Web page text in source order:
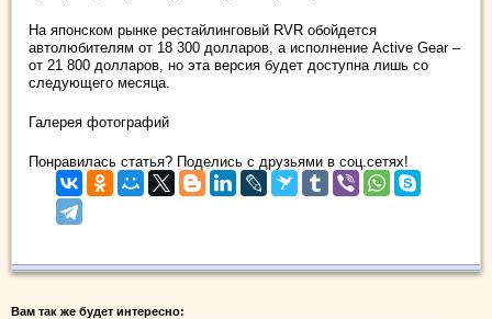
На японском рынке рестайлинговый RVR обойдется
автолюбителям от 18 300 долларов, а исполнение Active Gear –
от 21 800 долларов, но эта версия будет доступна лишь со
следующего месяца.
Галерея фотографий
Понравилась статья? Поделись с друзьями в соц.сетях!
Вам так же будет интересно: